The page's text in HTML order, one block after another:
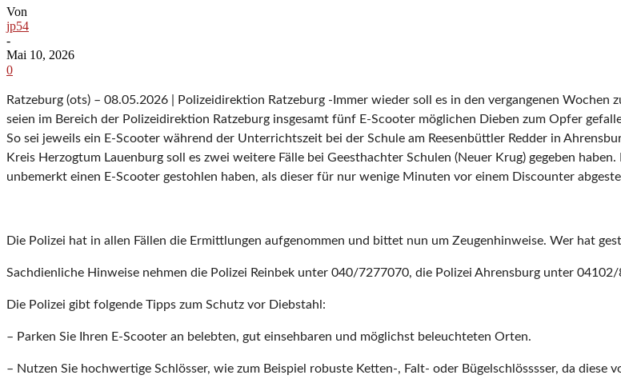
Von
jp54
-
Mai 10, 2026
0
Ratzeburg (ots) – 08.05.2026 | Polizeidirektion Ratzeburg -Immer wieder soll es in den vergangenen
seien im Bereich der Polizeidirektion Ratzeburg insgesamt fünf E-Scooter möglichen Dieben zum Opfer
So sei jeweils ein E-Scooter während der Unterrichtszeit bei der Schule am Reesenbüttler Redder in
Kreis Herzogtum Lauenburg soll es zwei weitere Fälle bei Geesthachter Schulen (Neuer Krug) gegeben
unbemerkt einen E-Scooter gestohlen haben, als dieser für nur wenige Minuten vor einem Discounter
Die Polizei hat in allen Fällen die Ermittlungen aufgenommen und bittet nun um Zeugenhinweise. Wer hat
Sachdienliche Hinweise nehmen die Polizei Reinbek unter 040/7277070, die Polizei Ahrensburg unter
Die Polizei gibt folgende Tipps zum Schutz vor Diebstahl:
– Parken Sie Ihren E-Scooter an belebten, gut einsehbaren und möglichst beleuchteten Orten.
– Nutzen Sie hochwertige Schlösser, wie zum Beispiel robuste Ketten-, Falt- oder Bügelschlösssser, da